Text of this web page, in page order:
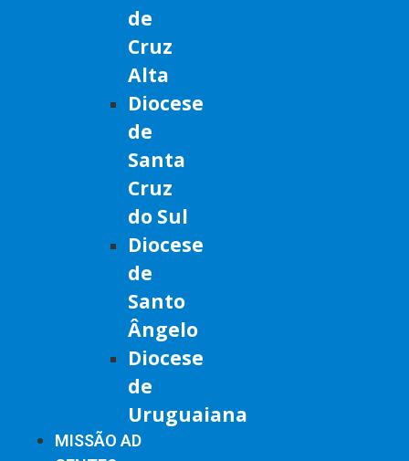
de
Cruz
Alta
Diocese
de
Santa
Cruz
do Sul
Diocese
de
Santo
Ângelo
Diocese
de
Uruguaiana
MISSÃO AD